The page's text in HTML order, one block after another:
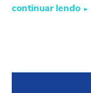
continuar lendo ►